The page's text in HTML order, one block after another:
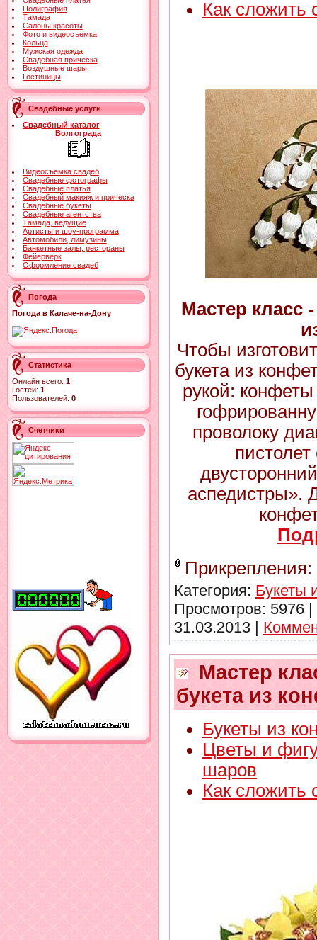
Полиграфия
Тамада
Салоны красоты
Фото и видеосъемка
Кольца
Мужская одежда
Свадебная прическа
Воздушные шары
Гостиницы
Свадебные услуги
Свадебный каталог
Волгограда
Видеосъемка свадеб
Свадебные фотографы
Свадебные платья
Свадебный макияж и прическа
Свадебные букеты
Свадебные агентства
Тамада, ведущие
Артисты и шоу-программа
Автомобили, лимузины
Банкетные залы, рестораны
Фейерверк
Оформление свадеб
Погода
Погода в Калаче-на-Дону
Статистика
Онлайн всего: 1
Гостей: 1
Пользователей: 0
Счетчики
Как сложить
Мастер класс
Чтобы
букета из
рукой:
проволоку
аспедистры».
Прикрепления:
Категория: Букеты
Просмотров: 5976
31.03.2013 |
Мастер
букета из
Букеты из
Цветы и
шаров
Как сложить